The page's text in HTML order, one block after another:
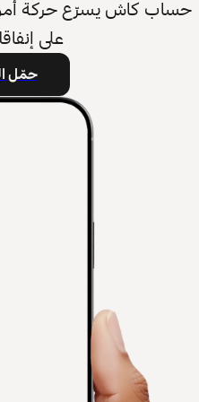
حساب كاش يسرّع حركة
على
حمّل